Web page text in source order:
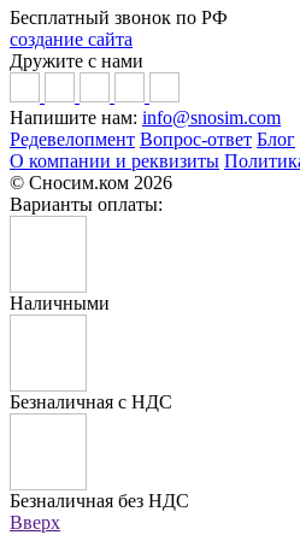
Бесплатный звонок по РФ
создание сайта
Дружите с нами
Напишите нам: info@snosim.com
Редевелопмент Вопрос-ответ Блог
О компании и реквизиты
© Сносим.ком 2026
Варианты оплаты:
Наличными
Безналичная с НДС
Безналичная без НДС
Вверх